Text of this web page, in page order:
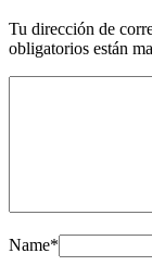
Tu dirección de
obligatorios están
Name*